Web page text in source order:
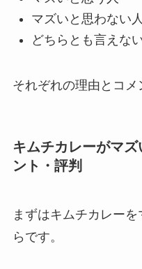
マズいと思わない人
どちらとも言えな
それぞれの理由とコメ
キムチカレーがマ
ント・評判
まずはキムチカレー
らです。